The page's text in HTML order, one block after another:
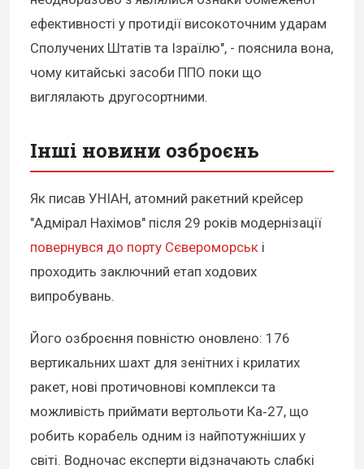
ефективності у протидії високоточним ударам
Сполучених Штатів та Ізраїлю", - пояснила вона,
чому китайські засоби ППО поки що
виглялають другосортними.
Інші новини озброєнь
Як писав УНІАН, атомний ракетний крейсер
"Адмірал Нахімов" після 29 років модернізації
повернувся до порту Сєвероморськ і
проходить заключний етап ходових
випробувань.
Його озброєння повністю оновлено: 176
вертикальних шахт для зенітних і крилатих
ракет, нові протичовнові комплекси та
можливість приймати вертольоти Ка‑27, що
робить корабель одним із найпотужніших у
світі. Водночас експерти відзначають слабкі